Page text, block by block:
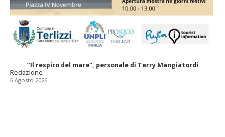
“Il respiro del mare”, personale di Terry Mangiatordi
Redazione
6 Agosto 2026